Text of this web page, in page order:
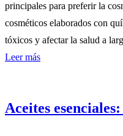
principales para preferir la
cosméticos elaborados con
tóxicos y afectar la salud a
Leer más
Aceites